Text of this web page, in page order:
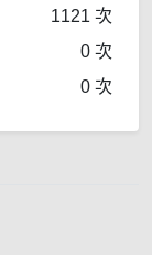
1121 次
0 次
0 次